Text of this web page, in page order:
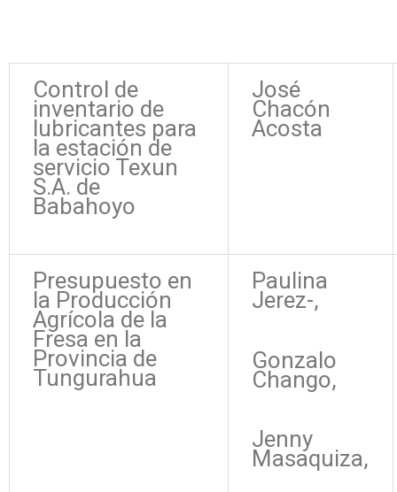
Control de
inventario de
lubricantes para
la estación de
servicio Texun
S.A. de
Babahoyo
José
Chacón
Acosta
Presupuesto en
la Producción
Agrícola de la
Fresa en la
Provincia de
Tungurahua
Paulina
Jerez-,
Gonzalo
Chango,
Jenny
Masaquiza,